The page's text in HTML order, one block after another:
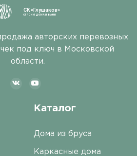
СК «Глушаков»
СТРОИМ ДОМА И БАНИ
авторских перевозных
под ключ в Московской
области.
Каталог
Дома из бруса
Каркасные дома